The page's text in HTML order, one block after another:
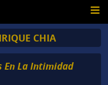
CHIA
En La Intimidad